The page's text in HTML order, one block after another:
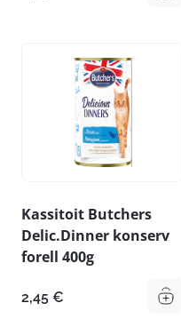
Kassitoit Butchers
Delic.Dinner konserv
forell 400g
2,45 €